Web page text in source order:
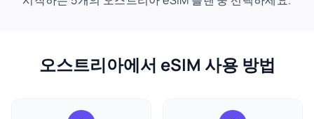
오스트리아에서 eSIM 사용 방법